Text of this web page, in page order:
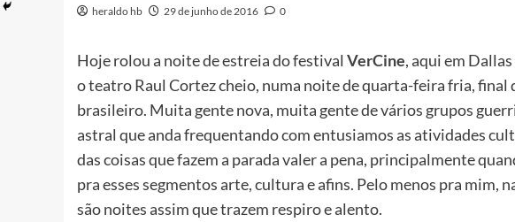
heraldo hb 29 de junho de 2016 0
Hoje rolou a noite de estreia do festival VerCine, aqui em
o teatro Raul Cortez cheio, numa noite de quarta-feira fria, final
brasileiro. Muita gente nova, muita gente de vários grupos
astral que anda frequentando com entusiamos as atividades
das coisas que fazem a parada valer a pena, principalmente
pra esses segmentos arte, cultura e afins. Pelo menos pra mim,
são noites assim que trazem respiro e alento.